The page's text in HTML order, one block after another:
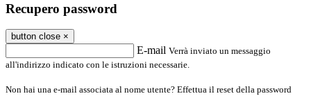
Recupero password
button close ×
E-mail Verrà inviato un messaggio
all'indirizzo indicato con le istruzioni necessarie.
Non hai una e-mail associata al nome utente? Effettua il reset della password